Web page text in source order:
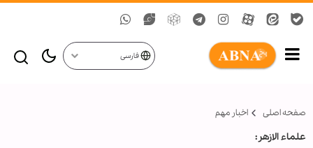
فارسی
صفحه اصلی اخبار مهم
علماء الازهر: